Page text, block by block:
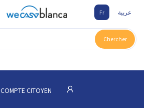
Fr عربية
Chercher
CITOYEN